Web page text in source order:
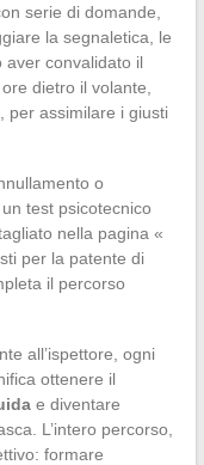
serie di domande,
la segnaletica, le
aver convalidato il
dietro il volante,
per assimilare i giusti
o
test psicotecnico
nella pagina «
per la patente di
il percorso
all’ispettore, ogni
ottenere il
e diventare
L’intero percorso,
formare